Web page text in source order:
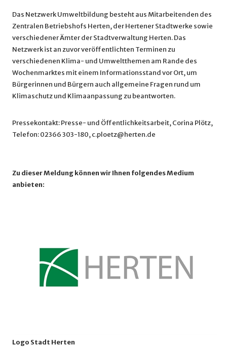
Das Netzwerk Umweltbildung besteht aus Mitarbeitenden des
Zentralen Betriebshofs Herten, der Hertener Stadtwerke sowie
verschiedener Ämter der Stadtverwaltung Herten. Das
Netzwerk ist an zuvor veröffentlichten Terminen zu
verschiedenen Klima- und Umweltthemen am Rande des
Wochenmarktes mit einem Informationsstand vor Ort, um
Bürgerinnen und Bürgern auch allgemeine Fragen rund um
Klimaschutz und Klimaanpassung zu beantworten.
Pressekontakt: Presse- und Öffentlichkeitsarbeit, Corina Plötz,
Telefon: 02366 303-180, c.ploetz@herten.de
Zu dieser Meldung können wir Ihnen folgendes Medium
anbieten:
Logo Stadt Herten